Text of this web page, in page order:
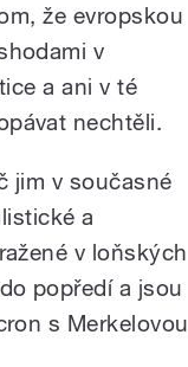
že evropskou
v
a ani v té
nechtěli.
jim v současné
a
v loňských
popředí a jsou
s Merkelovou